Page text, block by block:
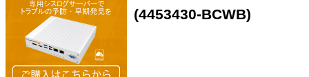
(4453430-BCWB)